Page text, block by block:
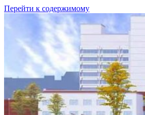
Перейти к содержимому